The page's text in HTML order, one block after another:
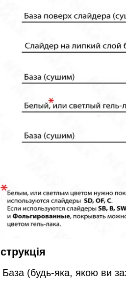
База (будь-яка, якою ви